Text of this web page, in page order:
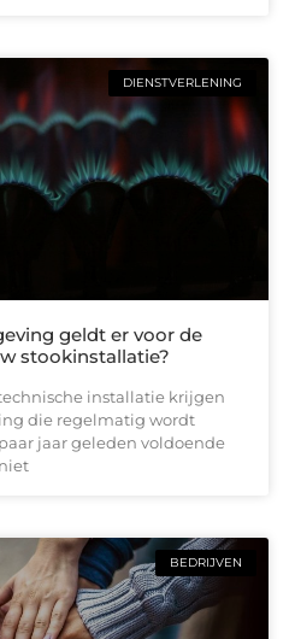
DIENSTVERLENING
geldt er voor de
stookinstallatie?
installatie krijgen
die regelmatig wordt
jaar geleden voldoende
BEDRIJVEN